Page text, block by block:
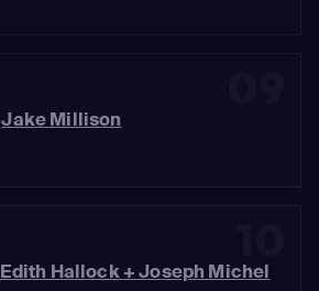
Jake Millison
Edith Hallock + Joseph Michel